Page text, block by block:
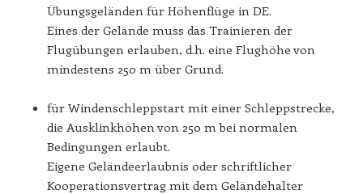
Übungsgeländen für Höhenflüge in DE.
Eines der Gelände muss das Trainieren der
Flugübungen erlauben, d.h. eine Flughöhe von
mindestens 250 m über Grund.
für Windenschleppstart mit einer Schleppstrecke,
die Ausklinkhöhen von 250 m bei normalen
Bedingungen erlaubt.
Eigene Geländeerlaubnis oder schriftlicher
Kooperationsvertrag mit dem Geländehalter